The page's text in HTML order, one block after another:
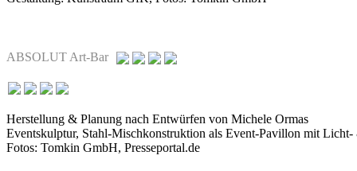
ABSOLUT Art-Bar
Herstellung & Planung nach Entwürfen von Michele Ormas
Eventskulptur, Stahl-Mischkonstruktion als Event-Pavillon mit
Fotos: Tomkin GmbH, Presseportal.de